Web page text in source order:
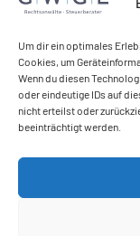
Um dir ein optimales
Cookies, um
Wenn du diesen
oder eindeutige IDs auf
nicht erteilst oder
beeinträchtigt werden.